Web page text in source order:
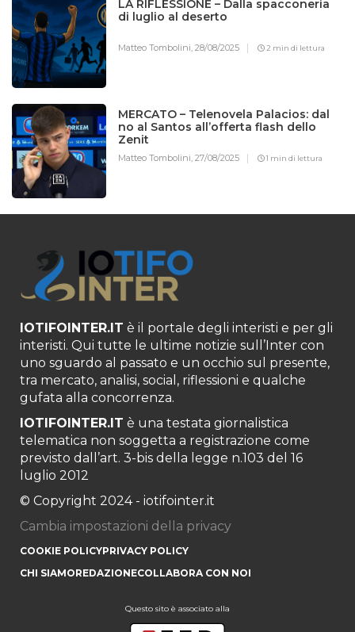
LA RIFLESSIONE – Dalla spacconeria
di luglio al deserto
Matteo Tombolini,28/08/2025 2 min di lettura
MERCATO – Telenovela Palacios: dal
no al Santos all’offerta flash dello
Zenit
Matteo Tombolini,27/08/2025 1 min di lettura
IOTIFOINTER.IT è il portale degli interisti e per gli
interisti. Qui tutte le ultime notizie sull’Inter con
uno sguardo al passato e un occhio sul presente,
tra mercato, analisi, social, riflessioni e qualche
gufata alla concorrenza.
IOTIFOINTER.IT è una testata giornalistica
telematica non soggetta a registrazione come
previsto dall’art. 3-bis della legge n.103 del 16
luglio 2012
© Copyright 2024 - iotifointer.it
Cambia impostazioni della privacy
COOKIE POLICYPRIVACY POLICY
CHI SIAMOREDAZIONECOLLABORA CON NOI
Questo sito è associato alla